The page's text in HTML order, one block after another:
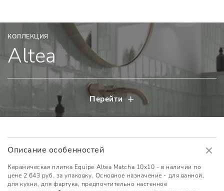
КОЛЛЕКЦИЯ
Altea
Перейти
Описание особенностей
Керамическая плитка Equipe Altea Matcha 10x10 - в наличии по
цене 2 643 руб. за упаковку. Основное назначение - для ванной,
для кухни, для фартука, предпочтительно настенное